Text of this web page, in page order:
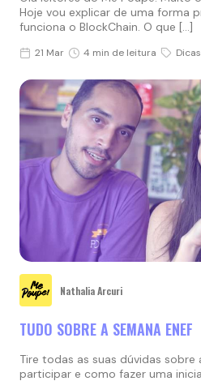
Hoje vou explicar de uma forma
funciona o BlockChain. O que […]
21 Mar 4 min de leitura
Nathalia Arcuri
TUDO SOBRE A SEMANA ENEF
Tire todas as suas dúvidas sobre
participar e como fazer uma